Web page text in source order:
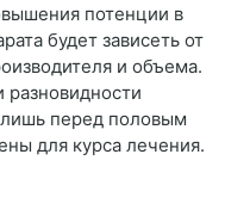
потенции в
будет зависеть от
и объема.
перед половым
для курса лечения.